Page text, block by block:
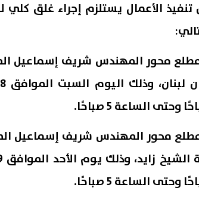
استعلم الآن.. نتيجة المرحلة الأولى
بتنسيق القبول لرياض الأطفال والأول
الابتدائي 2027 بالأزهر
07 أغسطس, 2026 09:11 م